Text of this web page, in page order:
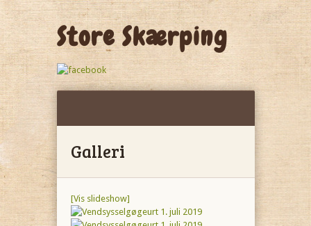
Store Skærping
Galleri
[Vis slideshow]